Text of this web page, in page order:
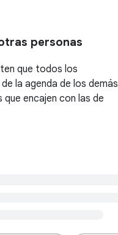
personas
que todos los
la agenda de los demás
encajen con las de